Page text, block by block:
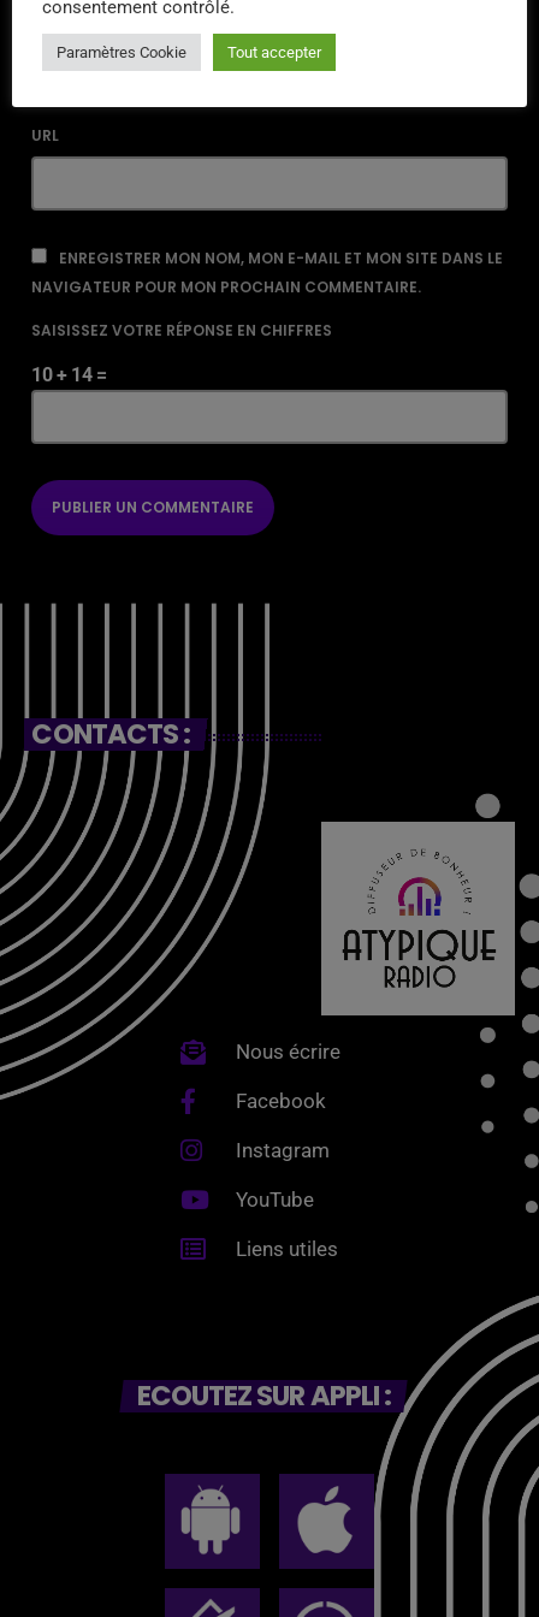
URL
ENREGISTRER MON NOM, MON E-MAIL ET MON SITE DANS LE
NAVIGATEUR POUR MON PROCHAIN COMMENTAIRE.
SAISISSEZ VOTRE RÉPONSE EN CHIFFRES
10 + 14 =
CONTACTS :
Nous écrire
Facebook
Instagram
YouTube
Liens utiles
ECOUTEZ SUR APPLI :
consentement contrôlé.
Paramètres Cookie Tout accepter